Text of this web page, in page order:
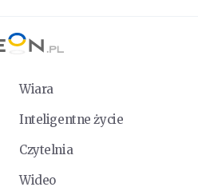
Wiara
Inteligentne życie
Czytelnia
Wideo